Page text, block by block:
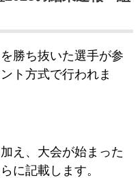
勝ち抜いた選手が参
ト方式で行われま
え、 大会が始まった
に記載します。